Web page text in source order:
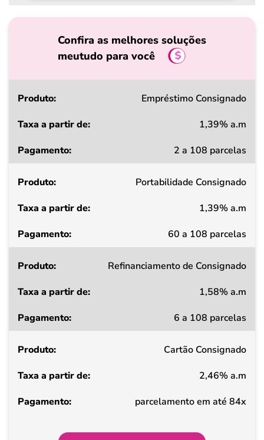
Confira as melhores soluções
meutudo para você
Produto
a
de
Pagamento
Empréstimo Consignado
1,39% a.m
2 a 108 parcelas
Portabilidade Consignado
1,39% a.m
60 a 108 parcelas
Refinanciamento de Consignado
1,58% a.m
6 a 108 parcelas
Cartão Consignado
2,46% a.m
parcelamento em até 84x